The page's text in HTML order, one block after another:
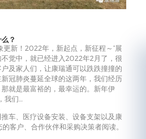
？
更新！2022年，新起点，新征程～”展
觉中，就已经进入2022年2月了，很
及家人们，让康瑞通可以跌跌撞撞的
冠肺炎蔓延全球的这两年，我们经历
就是最富裕的，最幸运的。新年伊
我们…
车、医疗设备安装、设备支架以及康
客户、合作伙伴和采购决策者阅读。